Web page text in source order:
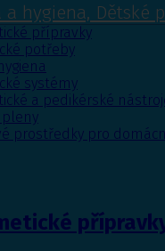
a hygiena, Dětské
přípravky
potřeby
systémy
a pedikérské
pleny
prostředky pro